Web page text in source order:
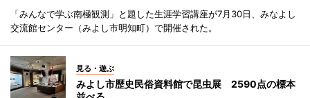
「みんなで学ぶ南極観測」と題した生涯学習講座が7月30日、みなよし
交流館センター（みよし市明知町）で開催された。
見る・遊ぶ
みよし市歴史民俗資料館で昆虫展 2590点の標本